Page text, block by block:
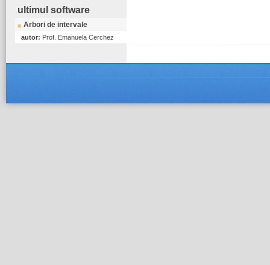
ultimul software
Arbori de intervale
autor: Prof. Emanuela Cerchez